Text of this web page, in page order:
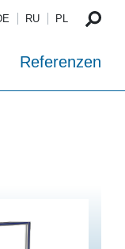
RU PL
Referenzen